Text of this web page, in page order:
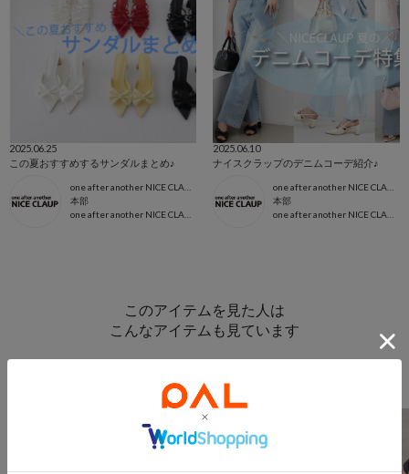
2025.06.25
この夏おすすめするサンダルまとめ♪
本部
2025.06.10
ナイスクラップのデニムコーデ紹介♪
本部
このアイテムを見た人は
こんなアイテムも見ています
シューズからのおすすめ